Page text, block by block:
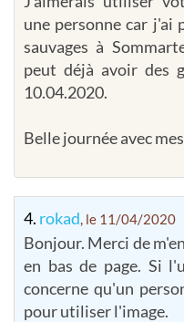
une personne car j'ai
sauvages à
peut déjà avoir des
10.04.2020.
Belle journée avec
4. rokad, le 11/04/2020
Bonjour. Merci de
en bas de page. Si
concerne qu'un
pour utiliser l'image.